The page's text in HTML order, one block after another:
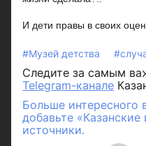
И дети правы в своих
#Музей детства
Следите за самым
Telegram-канале
Больше интересного
добавьте
источники.